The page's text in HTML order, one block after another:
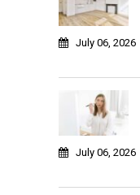
July 06, 2026
July 06, 2026